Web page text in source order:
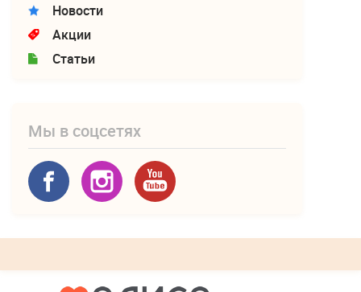
Новости
Акции
Статьи
Мы в соцсетях